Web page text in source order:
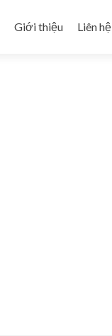
Giới thiệu Liên hệ